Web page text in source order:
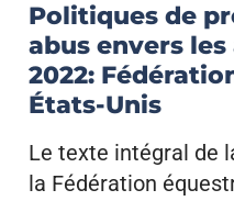
Politiques de
abus envers
2022:
États-Unis
Le texte intégral de
la Fédération